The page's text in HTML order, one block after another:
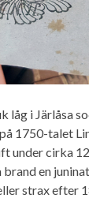
låg i Järlåsa
1750-talet
under cirka
en
strax efter